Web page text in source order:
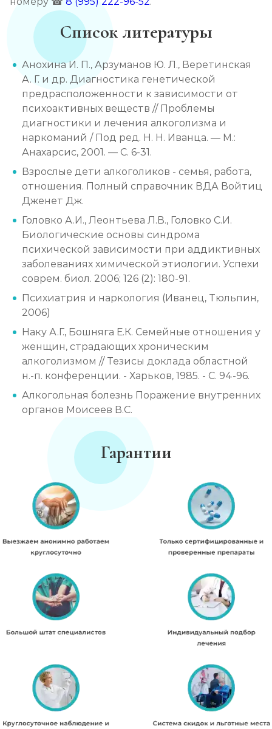
Список литературы
Анохина И. П., Арзуманов Ю. Л., Веретинская
А. Г. и др. Диагностика генетической
предрасположенности к зависимости от
психоактивных веществ // Проблемы
диагностики и лечения алкоголизма и
наркоманий / Под ред. Н. Н. Иванца. — М.:
Анахарсис, 2001. — С. 6-31.
Взрослые дети алкоголиков - семья, работа,
отношения. Полный справочник ВДА Войтиц
Дженет Дж.
Головко А.И., Леонтьева Л.В., Головко С.И.
Биологические основы синдрома
психической зависимости при аддиктивных
заболеваниях химической этиологии. Успехи
соврем. биол. 2006; 126 (2): 180-91.
Психиатрия и наркология (Иванец, Тюльпин,
2006)
Наку А.Г., Бошняга Е.К. Семейные отношения у
женщин, страдающих хроническим
алкоголизмом // Тезисы доклада областной
н.-п. конференции. - Харьков, 1985. - С. 94-96.
Алкогольная болезнь Поражение внутренних
органов Моисеев В.С.
Гарантии